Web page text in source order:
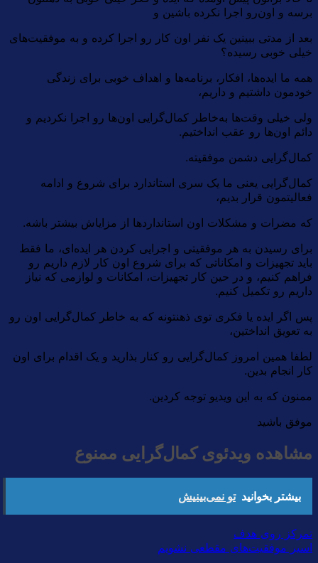
برسه و اون‌رو اجرا نکرده باشین و
بعد از مدتی ببینین یک نفر اون کار رو اجرا کرده و به موفقیت‌های
خیلی خوبی رسیده؟
همه ما ایده‌ها، افکار، برنامه‌ها و اهداف خوبی برای زندگی
خودمون داشتیم و داریم،
ولی خیلی وقت‌ها به‌خاطر کمال‌گرایی اون‌ها رو اجرا نکردیم و
دائم اون‌ها رو عقب انداختیم.
کمال‌گرایی دشمن موفقیته.
کمال‌گرایی یعنی ما یک سری استاندارد برای شروع و ادامه
فعالیتمون قرار بدیم،
که مضرات و مشکلات اون استانداردها از مزایاش بیشتر باشه.
برای رسیدن به هر موفقیتی و اجرایی کردن هر ایده‌ای، ما فقط
باید تجهیزات و امکاناتی که برای شروع اون کار لازم داریم رو
فراهم کنیم، و در حین کار تجهیزات، امکانات و لوازمی که نیاز
داریم رو تکمیل کنیم.
پس اگر ایده یا فکری توی ذهنتونه که به خاطر کمال‌گرایی اون رو
به تعویق انداختین،
لطفا همین امروز کمال‌گرایی رو کنار بذارید و یک اقدام برای اون
کار انجام بدین.
ممنون که به این ویدیو توجه کردین.
موفق باشید
مشاهده ویدئوی کمال‌گرایی ممنوع
بیشتر بخوانید تو نمی‌بینیش
تمرکز روی هدف
اسیر موفقیت‌های مقطعی نشویم